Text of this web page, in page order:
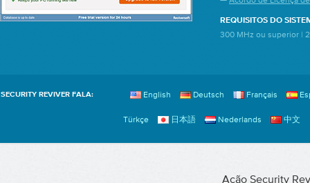
REQUISITOS DO
300 MHz ou superior |
SECURITY REVIVER FALA: English Deutsch Français
Türkçe 日本語 Nederlands 中文
Ação Security